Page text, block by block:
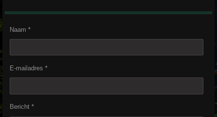
Naam *
E-mailadres *
Bericht *